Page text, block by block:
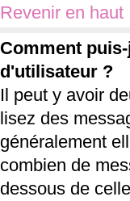
Revenir en haut
Comment
d'utilisateur ?
Il peut y avoir
lisez des
généralement
combien de
dessous de